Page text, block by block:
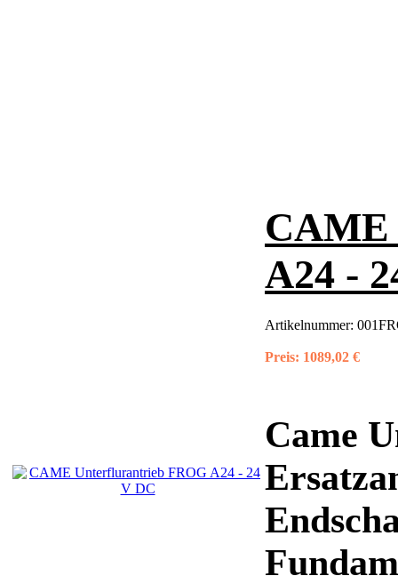
A24 -
Artikelnummer:
Preis: 1089,02 €
Came